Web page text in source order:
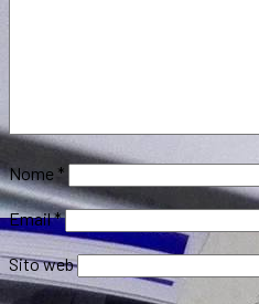
Nome *
Email*
Sito web